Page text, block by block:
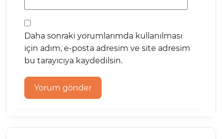
Daha sonraki yorumlarımda kullanılması
için adım, e-posta adresim ve site adresim
bu tarayıcıya kaydedilsin.